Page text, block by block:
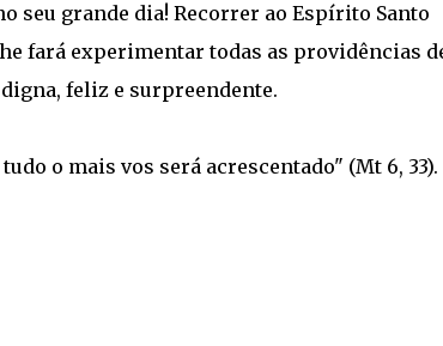
seu grande dia! Recorrer ao Espírito Santo
fará experimentar todas as providências
feliz e surpreendente.
o mais vos será acrescentado" (Mt 6, 33).